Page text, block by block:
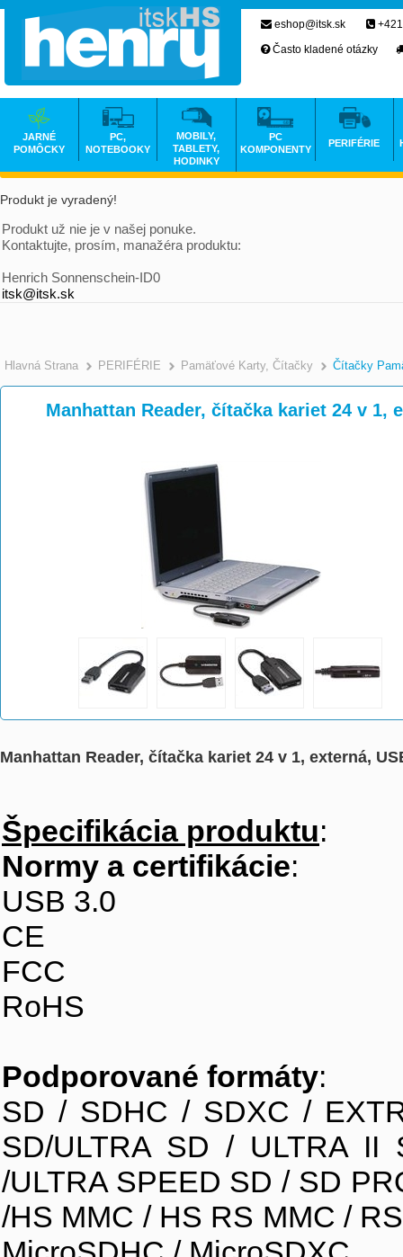
Produkt je vyradený!
Produkt už nie je v našej ponuke.
Kontaktujte, prosím, manažéra produktu:
Henrich Sonnenschein-ID0
itsk@itsk.sk
Hlavná Strana >
PERIFÉRIE >
Pamäťové Karty, Čítačky Čítačky
Manhattan Reader, čítačka kariet 24 v 1,
Manhattan Reader, čítačka kariet 24 v 1, externá,
Špecifikácia produktu:
Normy a certifikácie:
USB 3.0
CE
FCC
RoHS
Podporované formáty:
SD / SDHC / SDXC /
SD/ULTRA SD / ULTRA
/ULTRA SPEED SD / SD
/HS MMC / HS RS MMC /
eshop@itsk.sk
Často kladené otázky
JARNÉ
POMÔCKY
PC,
NOTEBOOKY
MOBILY,
TABLETY,
HODINKY
PC
KOMPONENTY
PERIFÉRIE